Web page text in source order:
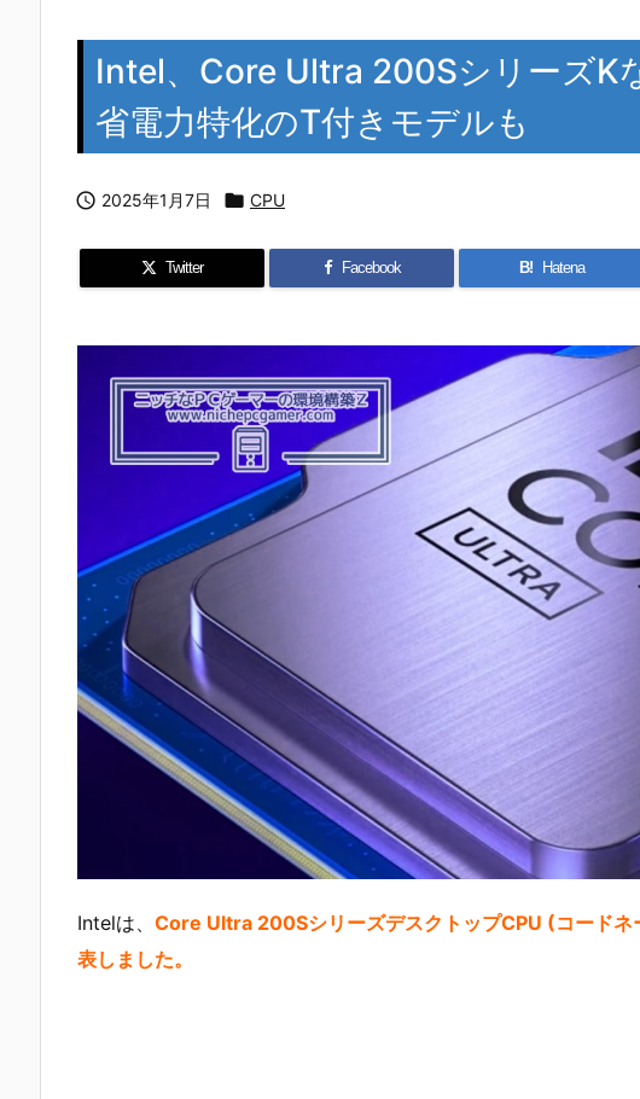
Intel、Core Ultra 200SシリーズK
省電力特化のT付きモデルも
 2025年1月7日  CPU
Twitter Facebook B! Hatena
Intelは、 Core Ultra 200SシリーズデスクトップCPU (コード
表しました。